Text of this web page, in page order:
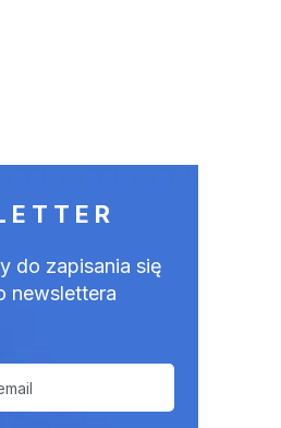
do zapisania się
newslettera